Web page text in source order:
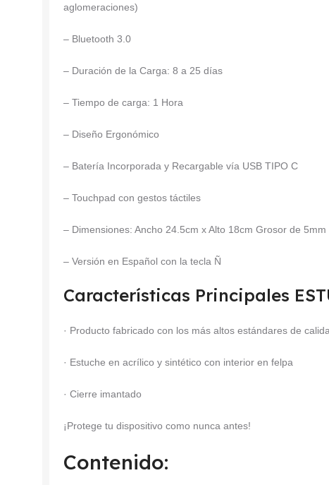
aglomeraciones)
– Bluetooth 3.0
– Duración de la Carga: 8 a 25 días
– Tiempo de carga: 1 Hora
– Diseño Ergonómico
– Batería Incorporada y Recargable vía USB TIPO C
– Touchpad con gestos táctiles
– Dimensiones: Ancho 24.5cm x Alto 18cm Grosor de 5mm
– Versión en Español con la tecla Ñ
Características Principales
· Producto fabricado con los más altos estándares de
· Estuche en acrílico y sintético con interior en felpa
· Cierre imantado
¡Protege tu dispositivo como nunca antes!
Contenido: